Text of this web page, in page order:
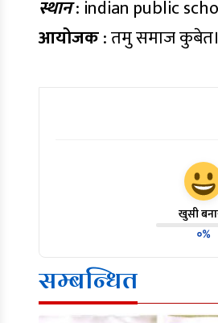
स्थान: indian public
आयोजक: तमु समाज कुबेत।
खुसी
०%
सम्बन्धित